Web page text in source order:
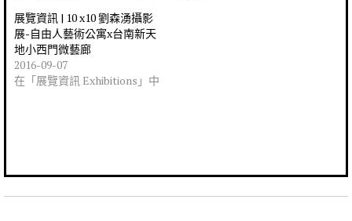
展覽資訊 | 10 x10 劉森湧攝影
展-自由人藝術公寓x台南新天
地小西門微藝廊
2016-09-07
在「展覽資訊 Exhibitions」中